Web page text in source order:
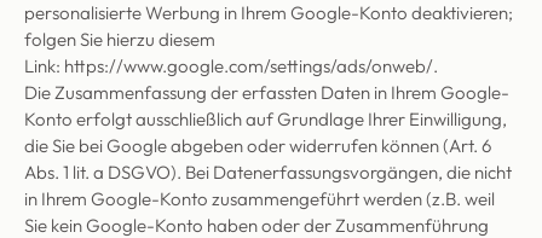
personalisierte Werbung in Ihrem Google-Konto deaktivieren;
folgen Sie hierzu diesem
Link: https://www.google.com/settings/ads/onweb/.
Die Zusammenfassung der erfassten Daten in Ihrem Google-
Konto erfolgt ausschließlich auf Grundlage Ihrer Einwilligung,
die Sie bei Google abgeben oder widerrufen können (Art. 6
Abs. 1 lit. a DSGVO). Bei Datenerfassungsvorgängen, die nicht
in Ihrem Google-Konto zusammengeführt werden (z.B. weil
Sie kein Google-Konto haben oder der Zusammenführung